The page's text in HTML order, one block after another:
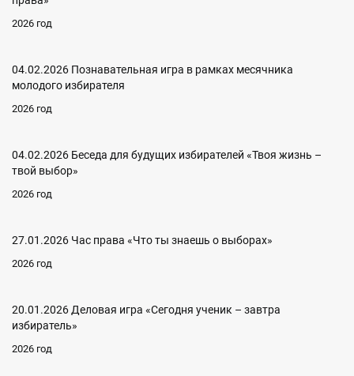
2026 год
04.02.2026 Познавательная игра в рамках месячника
молодого избирателя
2026 год
04.02.2026 Беседа для будущих избирателей «Твоя жизнь –
твой выбор»
2026 год
27.01.2026 Час права «Что ты знаешь о выборах»
2026 год
20.01.2026 Деловая игра «Сегодня ученик – завтра
избиратель»
2026 год